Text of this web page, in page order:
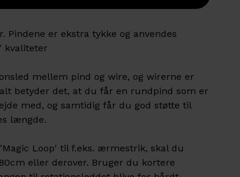
Pindene er ekstra tykke og anvendes
kvaliteter
mellem pind og wire, og wirerne er
betyder det, at du får en rundpind som er
med, og samtidig får du god støtte til
længde.
Loop' til f.eks. ærmestrik, skal du
eller derover. Bruger du kortere